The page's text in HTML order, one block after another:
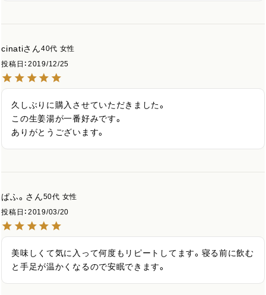
cinati 40代 女性
投稿日
2019/12/25
久しぶりに購入させていただきました。
この生姜湯が一番好みです。
ありがとうございます。
ぱふ。 50代 女性
投稿日
2019/03/20
美味しくて気に入って何度もリピートしてます。寝る前に飲む
と手足が温かくなるので安眠できます。